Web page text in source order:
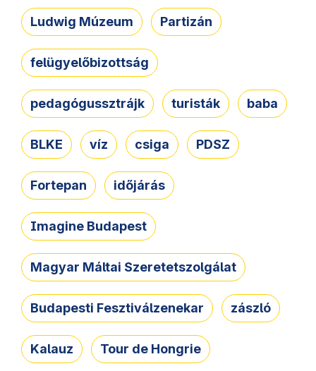
Ludwig Múzeum Partizán
felügyelőbizottság
pedagógussztrájk turisták baba
BLKE víz csiga PDSZ
Fortepan időjárás
Imagine Budapest
Magyar Máltai Szeretetszolgálat
Budapesti Fesztiválzenekar zászló
Kalauz Tour de Hongrie